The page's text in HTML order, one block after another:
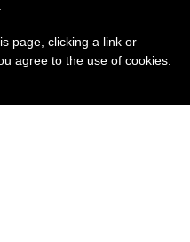
page, clicking a link or
agree to the use of cookies.